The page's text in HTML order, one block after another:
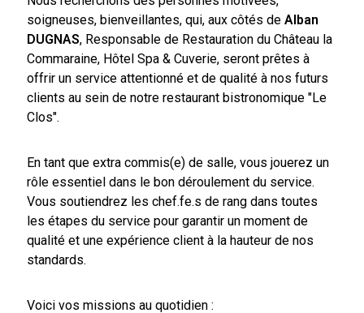
soigneuses, bienveillantes, qui, aux côtés de Alban
DUGNAS, Responsable de Restauration du Château la
Commaraine, Hôtel Spa & Cuverie, seront prêtes à
offrir un service attentionné et de qualité à nos futurs
clients au sein de notre restaurant bistronomique "Le
Clos".
En tant que extra commis(e) de salle, vous jouerez un
rôle essentiel dans le bon déroulement du service.
Vous soutiendrez les chef.fe.s de rang dans toutes
les étapes du service pour garantir un moment de
qualité et une expérience client à la hauteur de nos
standards.
Voici vos missions au quotidien :